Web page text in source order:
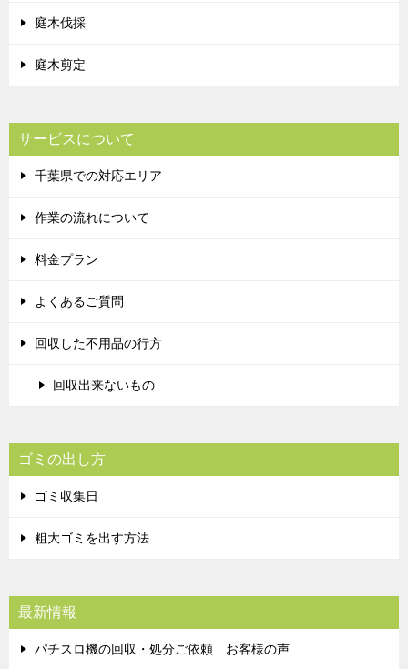
庭木伐採
庭木剪定
サービスについて
千葉県での対応エリア
作業の流れについて
料金プラン
よくあるご質問
回収した不用品の行方
回収出来ないもの
ゴミの出し方
ゴミ収集日
粗大ゴミを出す方法
最新情報
パチスロ機の回収・処分ご依頼 お客様の声